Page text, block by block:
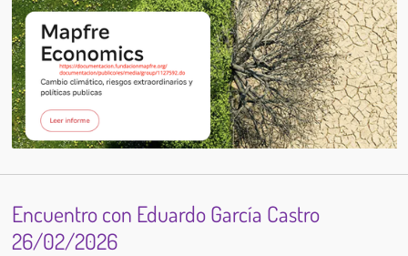
Encuentro con Eduardo García Castro
26/02/2026